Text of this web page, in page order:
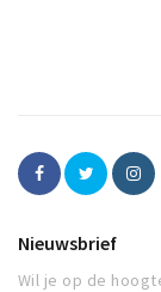
Nieuwsbrief
Wil je op de